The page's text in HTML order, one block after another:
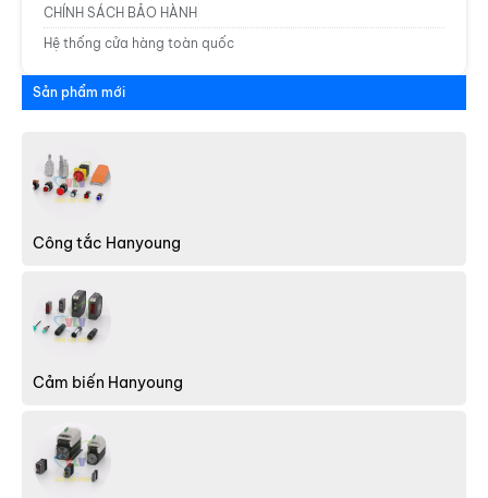
CHÍNH SÁCH BẢO HÀNH
Hệ thống cửa hàng toàn quốc
Sản phẩm mới
Đèn tín hiệu Hanyoung
Công tắc Hanyoung
Cảm biến Hanyoung